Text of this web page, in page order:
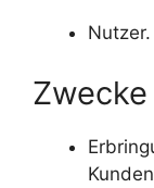
Nutzer.